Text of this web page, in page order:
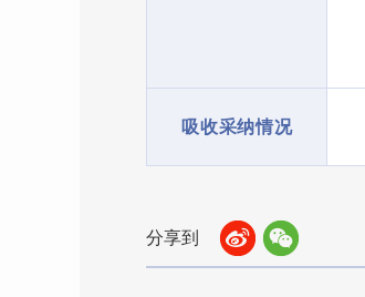
吸收采纳情况
分享到